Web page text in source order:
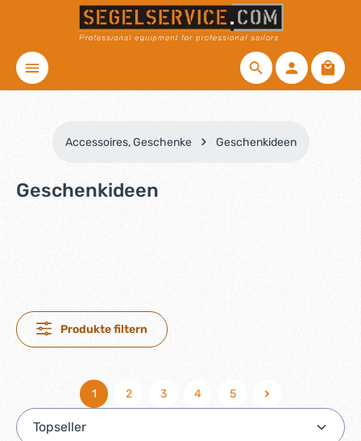
Zum Hauptinhalt springen
Accessoires, Geschenke Geschenkideen
Geschenkideen
Produkte filtern
Seite
1
Seite
2
Seite
3
Seite
4
Seite
5